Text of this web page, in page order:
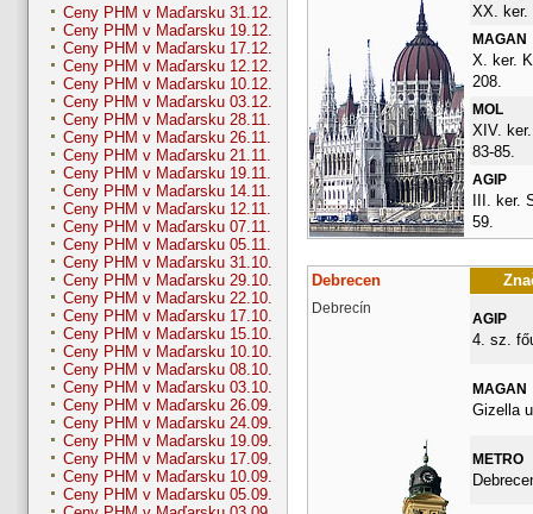
Ceny PHM v Maďarsku 31.12.
Ceny PHM v Maďarsku 19.12.
Ceny PHM v Maďarsku 17.12.
Ceny PHM v Maďarsku 12.12.
Ceny PHM v Maďarsku 10.12.
Ceny PHM v Maďarsku 03.12.
Ceny PHM v Maďarsku 28.11.
Ceny PHM v Maďarsku 26.11.
Ceny PHM v Maďarsku 21.11.
Ceny PHM v Maďarsku 19.11.
Ceny PHM v Maďarsku 14.11.
Ceny PHM v Maďarsku 12.11.
Ceny PHM v Maďarsku 07.11.
Ceny PHM v Maďarsku 05.11.
Ceny PHM v Maďarsku 31.10.
Ceny PHM v Maďarsku 29.10.
Ceny PHM v Maďarsku 22.10.
Ceny PHM v Maďarsku 17.10.
Ceny PHM v Maďarsku 15.10.
Ceny PHM v Maďarsku 10.10.
Ceny PHM v Maďarsku 08.10.
Ceny PHM v Maďarsku 03.10.
Ceny PHM v Maďarsku 26.09.
Ceny PHM v Maďarsku 24.09.
Ceny PHM v Maďarsku 19.09.
Ceny PHM v Maďarsku 17.09.
Ceny PHM v Maďarsku 10.09.
Ceny PHM v Maďarsku 05.09.
XX. ker.
MAGAN
X. ker.
208.
MOL
XIV.
83-85.
AGIP
III. ker.
59.
Debrecen
Debrecín
AGIP
4. sz.
MAGAN
Gizella
METRO